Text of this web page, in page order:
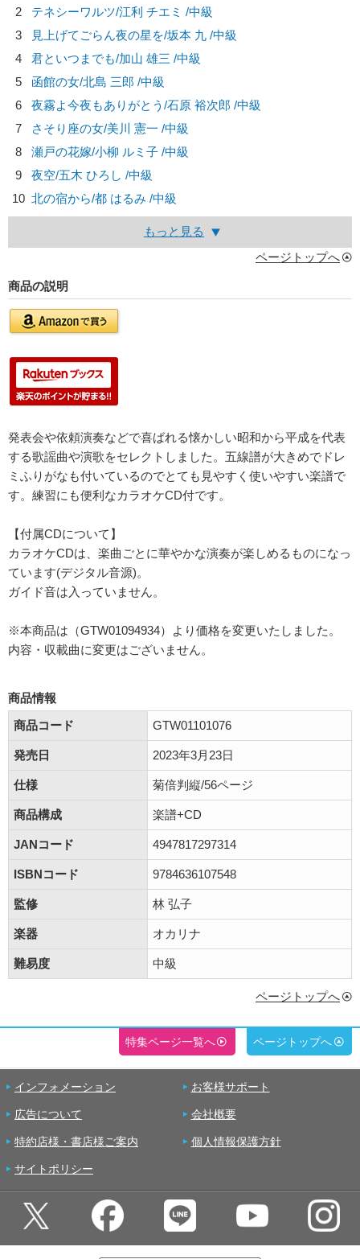
2
テネシーワルツ/江利 チエミ /中級
3
見上げてごらん夜の星を/坂本 九 /中級
4
君といつまでも/加山 雄三 /中級
5
函館の女/北島 三郎 /中級
6
夜霧よ今夜もありがとう/石原 裕次郎 /中級
7
さそり座の女/美川 憲一 /中級
8
瀬戸の花嫁/小柳 ルミ子 /中級
9
夜空/五木 ひろし /中級
10 北の宿から/都 はるみ /中級
もっと見る
ページトップへ
商品の説明
発表会や依頼演奏などで喜ばれる懐かしい昭和から平成を代表
する歌謡曲や演歌をセレクトしました。五線譜が大きめでドレ
ミふりがなも付いているのでとても見やすく使いやすい楽譜で
す。練習にも便利なカラオケCD付です。
【付属CDについて】
カラオケCDは、楽曲ごとに華やかな演奏が楽しめるものになっ
ています(デジタル音源)。
ガイド音は入っていません。
※本商品は（GTW01094934）より価格を変更いたしました。
内容・収載曲に変更はございません。
商品情報
商品コード
GTW01101076
発売日 2023年3月23日
仕様 菊倍判縦/56ページ
商品構成 楽譜+CD
JANコード 4947817297314
ISBNコード 9784636107548
監修 林 弘子
楽器 オカリナ
難易度 中級
ページトップへ
特集ページ一覧へ ページトップへ
インフォメーション お客様サポート
広告について 会社概要
特約店様・書店様ご案内 個人情報保護方針
サイトポリシー